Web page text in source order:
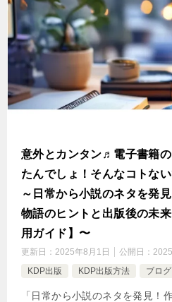
意外とカンタン♬電子書籍
たんでしょ！そんなコトな
～日常から小説のネタを発
物語のヒントと出版後の未
用ガイド】〜
更新日： 2025年8月1日 公開日：
KDP出版
KDP出版方法 ブログ
「日常から小説のネタを発見！